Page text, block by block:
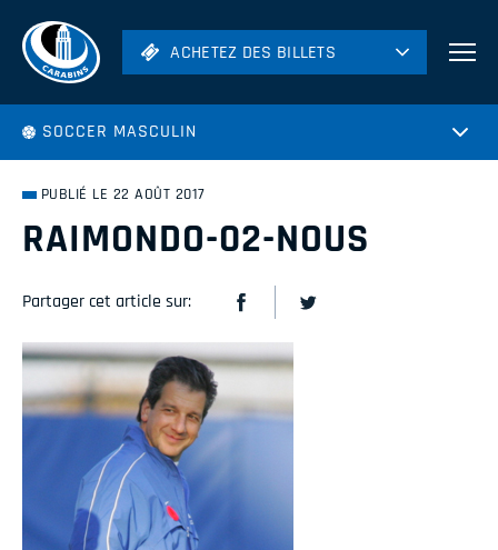
ACHETEZ DES BILLETS
Hockey
ACHETEZ DES BILLETS
SOCCER MASCULIN
PUBLIÉ LE 22 AOÛT 2017
RAIMONDO-02-NOUS
Partager cet article sur: